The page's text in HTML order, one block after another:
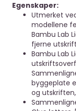
Egenskaper:
Utmerket
modellene
Bambu Lab
fjerne
Bambu Lab
byggeplate
og